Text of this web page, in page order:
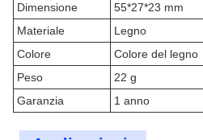
Dimensione
55*27*23 mm
Materiale
Legno
Colore
Colore del legno
Peso
22 g
Garanzia
1 anno